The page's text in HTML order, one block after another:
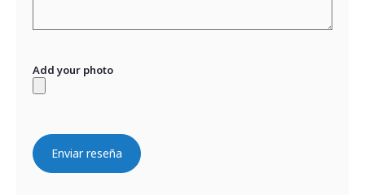
Add your photo
Enviar reseña